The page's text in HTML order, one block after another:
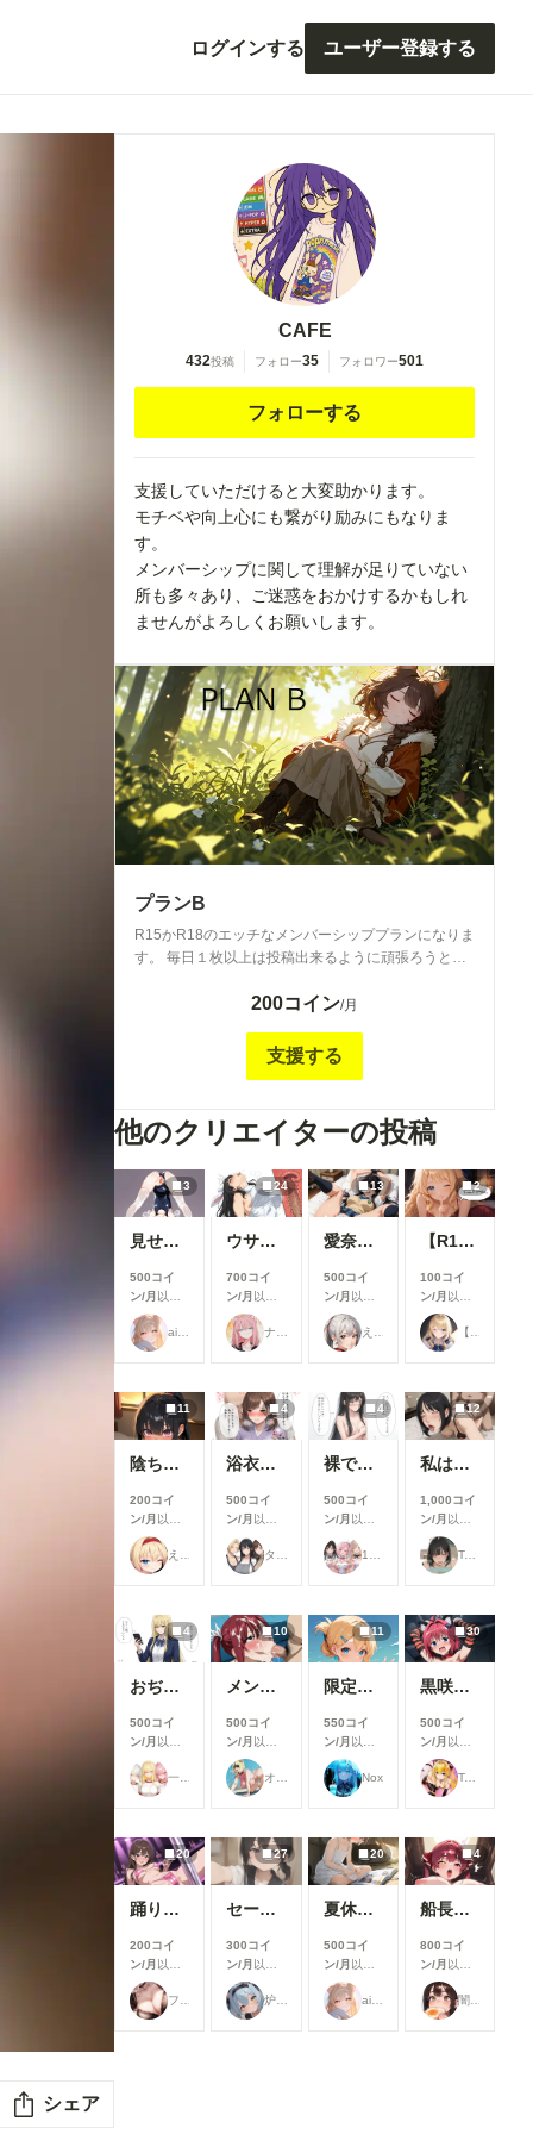
ログインする ユーザー登録する
シェア
CAFE
432投稿 フォロー35 フォロワー501
フォローする
支援していただけると大変助かります。
モチベや向上心にも繋がり励みにもなりま
す。
メンバーシップに関して理解が足りていない
所も多々あり、ご迷惑をおかけするかもしれ
ませんがよろしくお願いします。
プランB
R15かR18のエッチなメンバーシッププランになりま
す。 毎日１枚以上は投稿出来るように頑張ろうと思
温かい目で見守って下さいませ。
200コイン/月
支援する
他のクリエイターの投稿
3
見せてくれる女の子
500コイ
ン/月 以上
支援すると
見ることが
できます
ailovepui
24
ウサギ耳とか
700コイ
ン/月 以上
支援すると
見ることが
できます
ナフリジェ
13
愛奈 変態先輩とラブラブ S-517
500コイ
ン/月 以上
支援すると
見ることが
できます
えるがるむ
2
【R18】8月の投稿企画をひと足先に公開！
100コイ
ン/月 以上
支援すると
見ることが
できます
【公式】ちちぷいちゃん
11
陰ちゃんに英才教育しよう！
200コイ
ン/月 以上
支援すると
見ることが
できます
えーてぃーえふ
4
浴衣で性行為を楽しむタワマン妻【柳井由花】編
500コイ
ン/月 以上
支援すると
見ることが
できます
タワマン妻
4
裸でスポンサーを接待するアイドル【景清帆乃歌】編
500コイ
ン/月 以上
支援すると
見ることが
できます
17時からはアイドル！
12
私は日中お義父さんと普通に過ごしてる・・。そういう事にした・・２(12枚）
1,000コイ
ン/月 以上
支援すると
見ることが
できます
Taka Kan
4
おぢから大金をまきあげる一軍ギャルズ【黒咲カレン】編
500コイ
ン/月 以上
支援すると
見ることが
できます
一軍ギャルズ
10
メンシプ限定
500コイ
ン/月 以上
支援すると
見ることが
できます
オマンティス3世
11
限定イラスト No.139
550コイ
ン/月 以上
支援すると
見ることが
できます
Nox
30
黒咲芽亜 猫ランジェリー③
500コイ
ン/月 以上
支援すると
見ることが
できます
TAIGA
20
踊り子さん
200コイ
ン/月 以上
支援すると
見ることが
できます
フランチェシカ・ホッチポッチ（元ごった煮）
27
セーラーちゃんと先生 26-08-04
300コイ
ン/月 以上
支援すると
見ることが
できます
炉巨猫@今日はこれでいいかな
20
夏休みに覚えたこと
500コイ
ン/月 以上
支援すると
見ることが
できます
ailovepui
4
船長のズボズボおなにー♪
800コイ
ン/月 以上
支援すると
見ることが
できます
闇の熊太郎